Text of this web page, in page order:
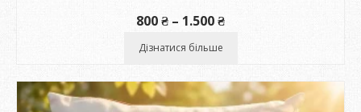
800₴ – 1.500₴Діапазон
1.500 ₴
Дізнатися більше